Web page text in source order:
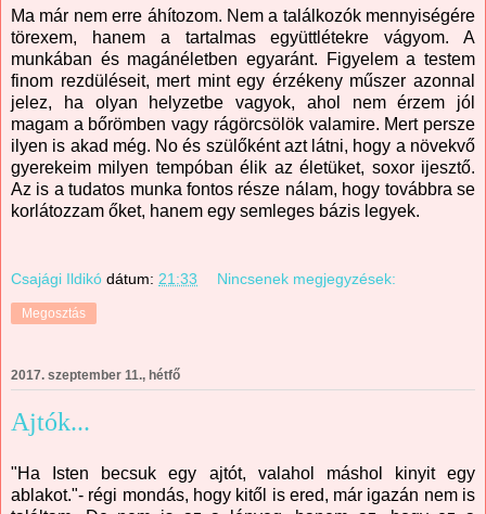
Ma már nem erre áhítozom. Nem a találkozók mennyiségére
törexem, hanem a tartalmas együttlétekre vágyom. A
munkában és magánéletben egyaránt. Figyelem a testem
finom rezdüléseit, mert mint egy érzékeny műszer azonnal
jelez, ha olyan helyzetbe vagyok, ahol nem érzem jól
magam a bőrömben vagy rágörcsölök valamire. Mert persze
ilyen is akad még. No és szülőként azt látni, hogy a növekvő
gyerekeim milyen tempóban élik az életüket, soxor ijesztő.
Az is a tudatos munka fontos része nálam, hogy továbbra se
korlátozzam őket, hanem egy semleges bázis legyek.
Csajági Ildikó dátum: 21:33 Nincsenek megjegyzések:
Megosztás
2017. szeptember 11., hétfő
Ajtók...
"Ha Isten becsuk egy ajtót, valahol máshol kinyit egy
ablakot."- régi mondás, hogy kitől is ered, már igazán nem is